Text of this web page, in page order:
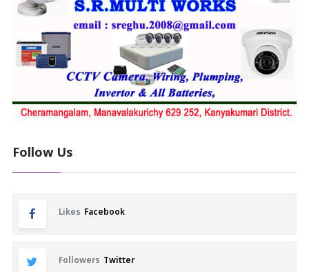
Follow Us
Likes Facebook
Followers Twitter